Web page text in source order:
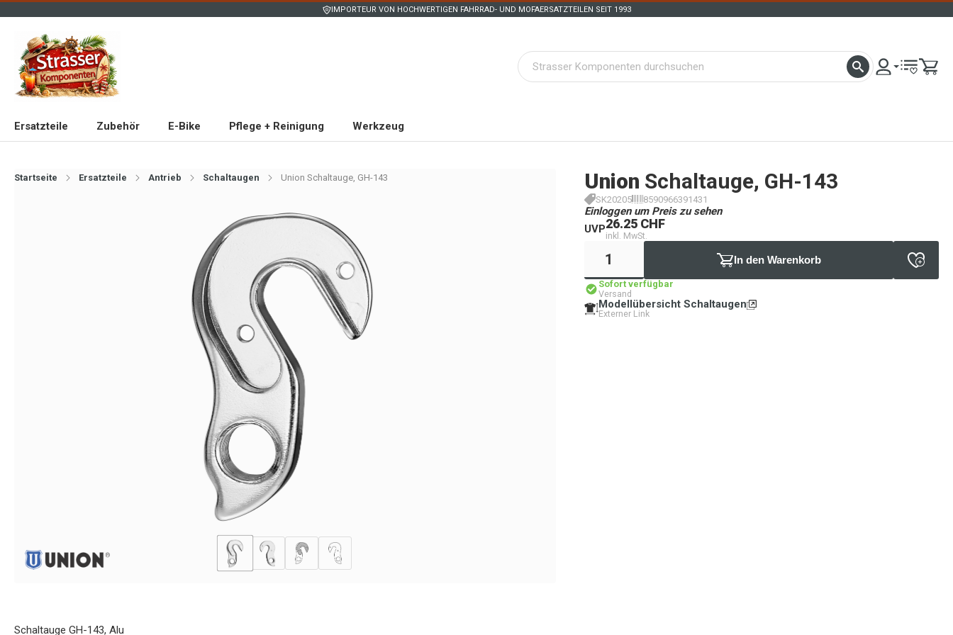
IMPORTEUR VON HOCHWERTIGEN FAHRRAD- UND MOFAERSATZTEILEN SEIT 1993
Ersatzteile Zubehör E-Bike Pflege + Reinigung Werkzeug
Startseite Ersatzteile Antrieb Schaltaugen Union Schaltauge, GH-143 Union Schaltauge, GH-143
SK20205 8590966391431
Einloggen um Preis zu sehen
UVP26.25 CHF
inkl. MwSt.
In den Warenkorb
Sofort verfügbar
Versand
Modellübersicht Schaltaugen
Externer Link
Schaltauge GH-143, Alu